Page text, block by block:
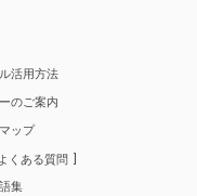
活用方法
のご案内
ップ
よくある質問
集